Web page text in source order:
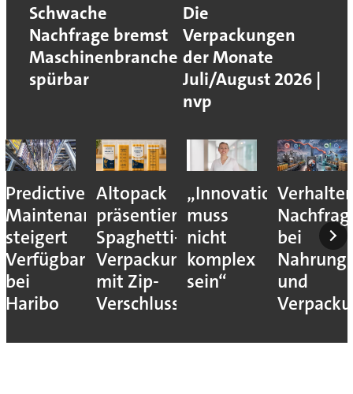
Schwache
Nachfrage bremst
Maschinenbranche
spürbar
Die
Verpackungen
der Monate
Juli/August 2026 |
nvp
Predictive
Maintenance
steigert
Verfügbarkeit
bei
Haribo
Altopack
präsentiert
Spaghetti-
Verpackung
mit Zip-
Verschluss
„Innovation
muss
nicht
komplex
sein“
bei
und